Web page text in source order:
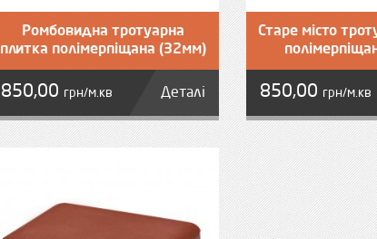
Ромбовидна тротуарна
плитка полімерпіщана (32мм)
850,00 грн/м.кв Деталі
Старе місто
850,00 грн/м.кв